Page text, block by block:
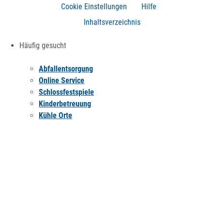
Cookie Einstellungen
Hilfe
Inhaltsverzeichnis
Häufig gesucht
Abfallentsorgung
Online Service
Schlossfestspiele
Kinderbetreuung
Kühle Orte